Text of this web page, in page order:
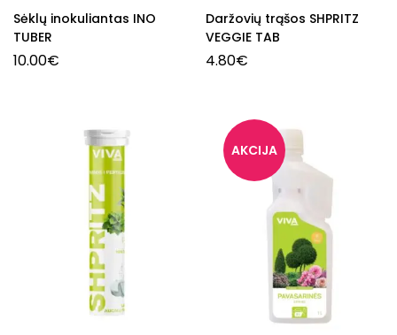
Sėklų inokuliantas INO
TUBER
10.00€
Daržovių trąšos SHPRITZ
VEGGIE TAB
4.80€